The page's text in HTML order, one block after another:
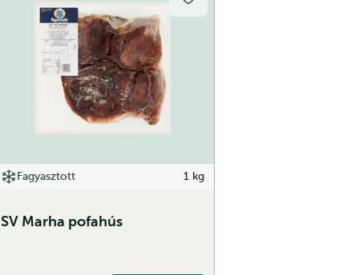
Fagyasztott 1 kg
SV Marha pofahús